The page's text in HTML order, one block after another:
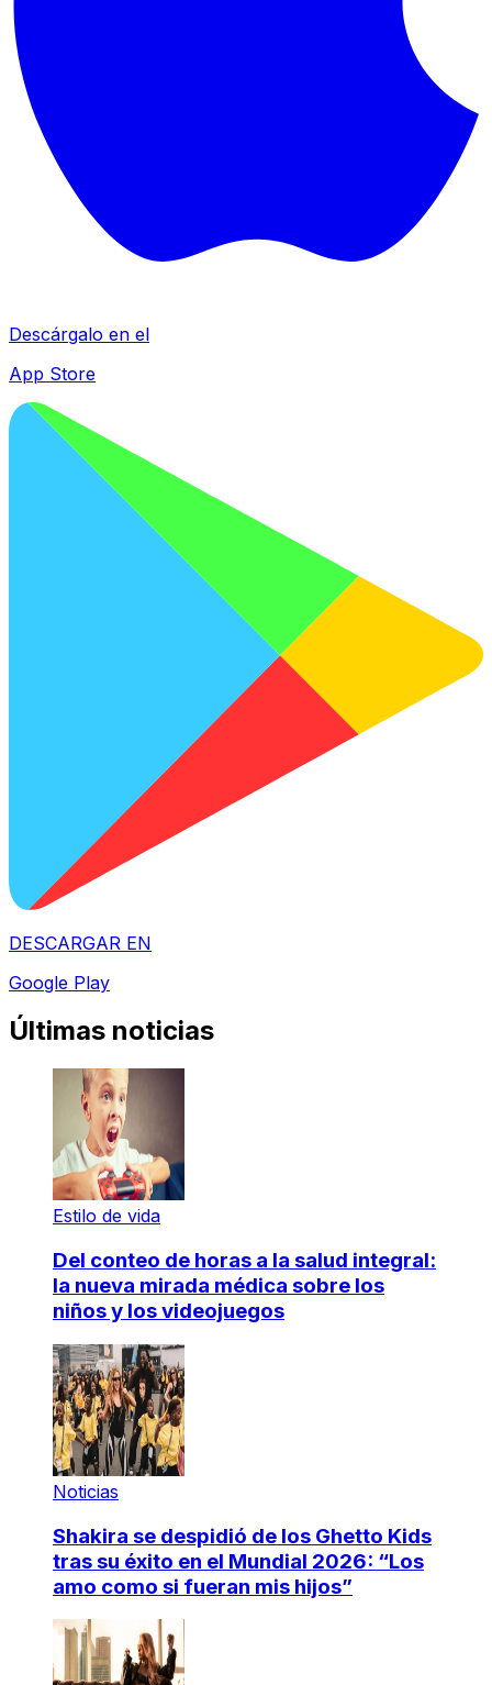
Descárgalo en el
App Store
DESCARGAR EN
Google Play
Últimas noticias
Estilo de vida
Del conteo de horas a la salud integral:
la nueva mirada médica sobre los
niños y los videojuegos
Noticias
Shakira se despidió de los Ghetto Kids
tras su éxito en el Mundial 2026: “Los
amo como si fueran mis hijos”